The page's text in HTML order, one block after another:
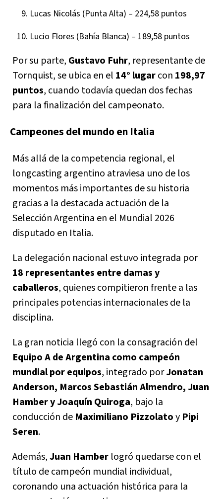
Lucas Nicolás (Punta Alta) – 224,58 puntos
Lucio Flores (Bahía Blanca) – 189,58 puntos
Por su parte, Gustavo Fuhr, representante de
Tornquist, se ubica en el 14° lugarcon 198,97
puntos, cuando todavía quedan dos fechas
para la finalización del campeonato.
Campeones del mundo en Italia
Más allá de la competencia regional, el
longcasting argentino atraviesa uno de los
momentos más importantes de su historia
gracias a la destacada actuación de la
Selección Argentina en el Mundial 2026
disputado en Italia.
La delegación nacional estuvo integrada por
18 representantes entre damas y
caballeros, quienes compitieron frente a las
principales potencias internacionales de la
disciplina.
La gran noticia llegó con la consagración del
Equipo A de Argentina como campeón
mundial por equipos, integrado porJonatan
Anderson, Marcos Sebastián Almendro, Juan
Hamber y Joaquín Quiroga, bajo la
conducción de Maximiliano Pizzolatoy Pipi
Seren.
Además,Juan Hamber logró quedarse con el
título de campeón mundial individual,
coronando una actuación histórica para la